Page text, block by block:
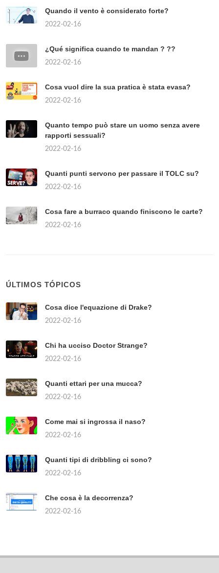
Quando il vento è considerato forte?
2022-02-16
¿Qué significa cuando te mandan ? ??
2022-02-16
Cosa vuol dire la sua pratica è stata evasa?
2022-02-16
Quanto tempo può stare un uomo senza avere
rapporti sessuali?
2022-02-16
Quanti punti servono per passare il TOLC su?
2022-02-16
Cosa fare a burraco quando finiscono le carte?
2022-02-16
ÚLTIMOS TÓPICOS
Cosa dice l'equazione di Drake?
2022-02-16
Chi ha ucciso Doctor Strange?
2022-02-16
Quanti ettari per una mucca?
2022-02-16
Come mai si ingrossa il naso?
2022-02-16
Quanti tipi di dribbling ci sono?
2022-02-16
Che cosa è la decorrenza?
2022-02-16